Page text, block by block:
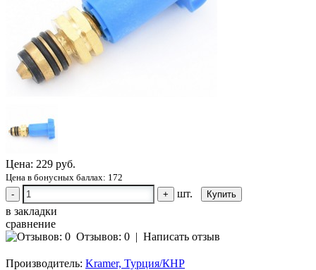
Цена: 229 руб.
Цена в бонусных баллах: 172
-
+
шт.
в закладки
сравнение
Отзывов: 0 | Написать отзыв
Производитель: Kramer, Турция/КНР